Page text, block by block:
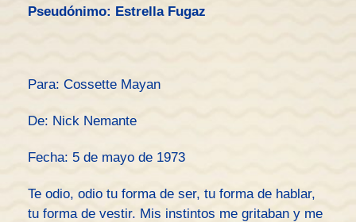
Pseudónimo: Estrella Fugaz
Para: Cossette Mayan
De: Nick Nemante
Fecha: 5 de mayo de 1973
Te odio, odio tu forma de ser, tu forma de hablar,
tu forma de vestir. Mis instintos me gritaban y me